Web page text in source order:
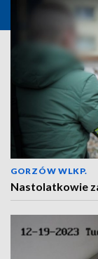
GORZÓW WLKP.
Nastolatkowie